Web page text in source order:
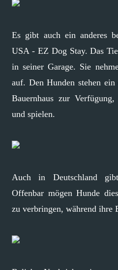
Es gibt auch ein anderes
USA - EZ Dog Stay. Das
in seiner Garage. Sie
auf. Den Hunden stehen
Bauernhaus zur
und spielen.
Auch in Deutschland gibt
Offenbar mögen Hunde
zu verbringen, während ihre